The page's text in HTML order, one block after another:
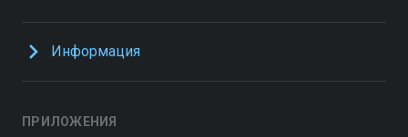
Информация
ПРИЛОЖЕНИЯ